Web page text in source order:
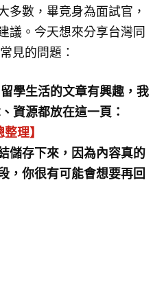
多數，畢竟身為面試官，
議。今天想來分享台灣同
見的問題：
學生活的文章有興趣，我
資源都放在這一頁：
理】
儲存下來，因為內容真的
，你很有可能會想要再回